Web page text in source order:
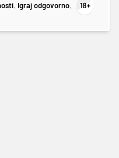
Igraj odgovorno.